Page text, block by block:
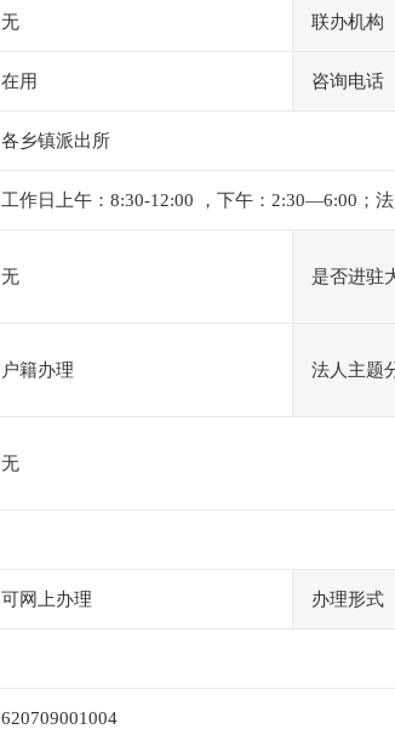
无 联办机构
在用 咨询电话
各乡镇派出所
工作日上午：8:30-12:00 ，下午：2:30—6:00；
无 是否进驻
户籍办理 法人主题
无
可网上办理 办理形式
620709001004